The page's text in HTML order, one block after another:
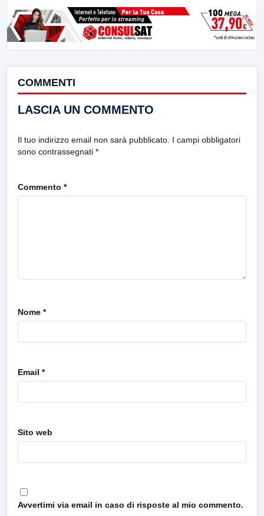
COMMENTI
LASCIA UN COMMENTO
Il tuo indirizzo email non sarà pubblicato. I campi obbligatori
sono contrassegnati *
Commento *
Nome *
Email *
Sito web
Avvertimi via email in caso di risposte al mio commento.